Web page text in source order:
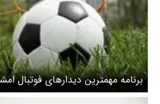
برنامه مهمترین دیدارهای فوتبال امشب 1